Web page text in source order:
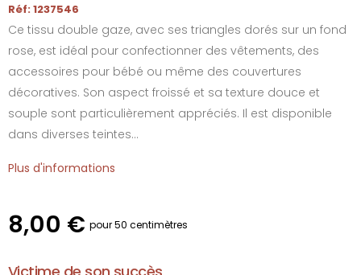
Réf: 1237546
Ce tissu double gaze, avec ses triangles dorés sur un fond
rose, est idéal pour confectionner des vêtements, des
accessoires pour bébé ou même des couvertures
décoratives. Son aspect froissé et sa texture douce et
souple sont particulièrement appréciés. Il est disponible
dans diverses teintes...
Plus d'informations
8,00 € pour 50 centimètres
Victime de son succès